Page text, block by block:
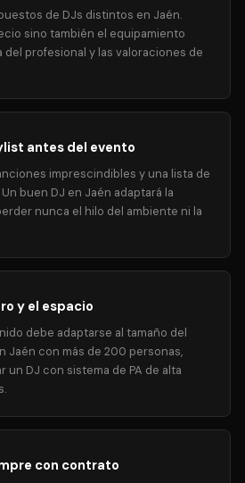
de DJs distintos en Jaén.
sino también el equipamiento
del profesional y las valoraciones de
antes del evento
imprescindibles y una lista de
buen DJ en Jaén adaptará la
nunca el hilo del ambiente ni la
y el espacio
debe adaptarse al tamaño del
Jaén con más de 200 personas,
DJ con sistema de PA de alta
con contrato